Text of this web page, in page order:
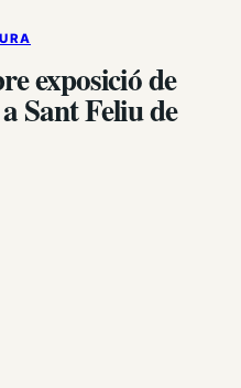
exposició de
Sant Feliu de